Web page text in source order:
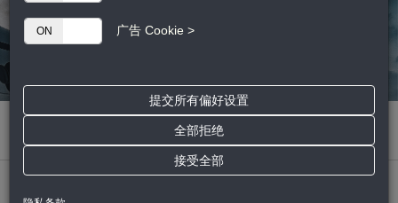
>解决方案 >交通运输
航空行业所面临的安全问题不仅特殊而且具有挑战。机场是大量乘
ON OFF
广告 Cookie >
提交所有偏好设置
全部拒绝
接受全部